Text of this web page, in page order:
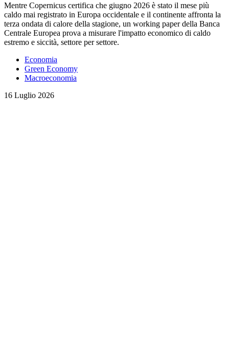
Mentre Copernicus certifica che giugno 2026 è stato il mese più
caldo mai registrato in Europa occidentale e il continente affronta la
terza ondata di calore della stagione, un working paper della Banca
Centrale Europea prova a misurare l'impatto economico di caldo
estremo e siccità, settore per settore.
Economia
Green Economy
Macroeconomia
16 Luglio 2026